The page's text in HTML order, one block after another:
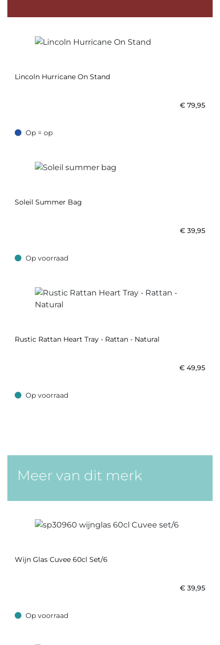
Lincoln Hurricane On Stand
€ 79,95
Op = op
Op = op
Soleil Summer Bag
€ 39,95
Op voorraad
Op voorraad
Rustic Rattan Heart Tray - Rattan - Natural
€ 49,95
Op voorraad
Op voorraad
Meer van dit merk
Wijn Glas Cuvee 60cl Set/6
€ 39,95
Op voorraad
Op voorraad